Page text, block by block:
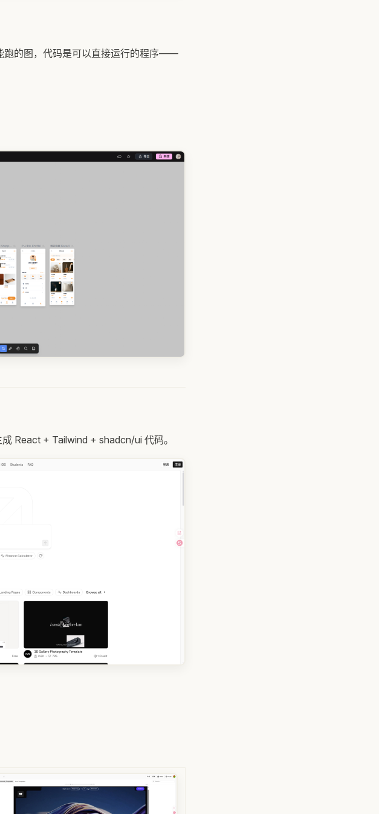
跑的图，代码是可以直接运行的程序——
React + Tailwind + shadcn/ui 代码。